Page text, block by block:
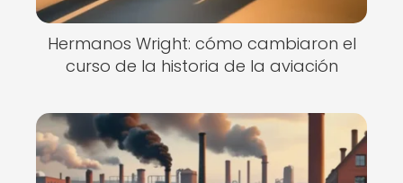
Hermanos Wright: cómo cambiaron el
curso de la historia de la aviación